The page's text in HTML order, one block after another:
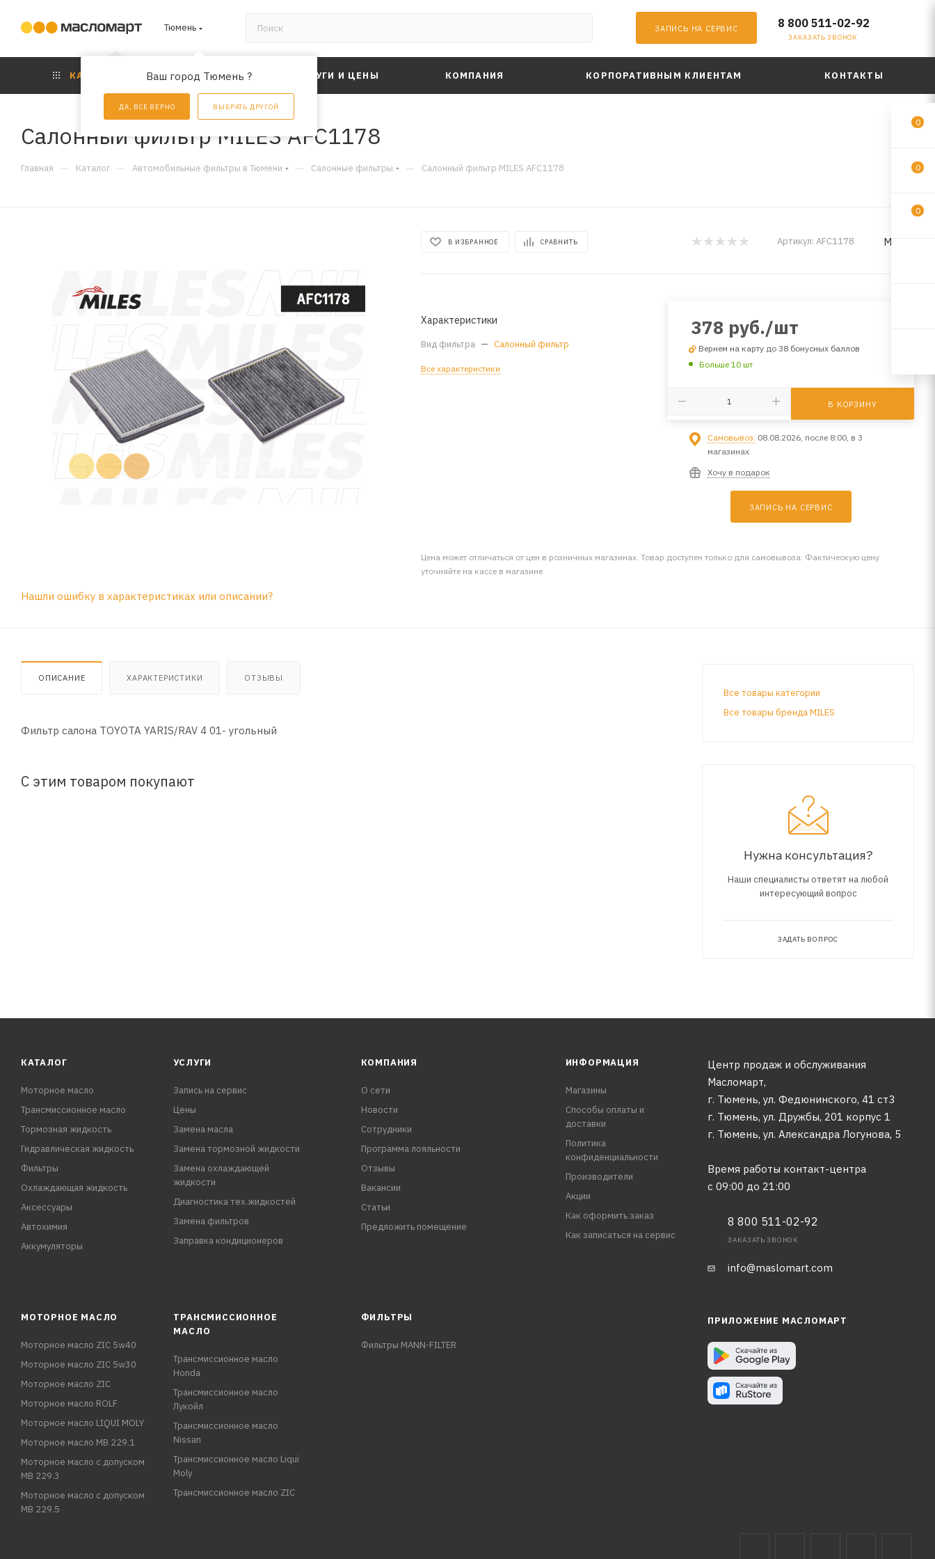
Тюмень
Ваш город Тюмень ?
ДА, ВСЕ ВЕРНО ВЫБРАТЬ ДРУГОЙ
ЗАПИСЬ НА СЕРВИС 8 800 511-02-92
ЗАКАЗАТЬ ЗВОНОК
КАТАЛОГ АКЦИИ УСЛУГИ И ЦЕНЫ КОМПАНИЯ КОРПОРАТИВНЫМ КЛИЕНТАМ КОНТАКТЫ
Салонный фильтр MILES AFC1178
Главная — Каталог — Автомобильные фильтры в Тюмени — Салонные фильтры — Салонный фильтр MILES AFC1178
В ИЗБРАННОЕ СРАВНИТЬ Артикул: AFC1178 MILES
Характеристики
Вид фильтра — Салонный фильтр
Все характеристики
378 руб./шт
Вернем на карту до 38 бонусных баллов
Больше 10 шт
В КОРЗИНУ
Самовывоз: 08.08.2026, после 8:00, в 3
магазинах
Хочу в подарок
ЗАПИСЬ НА СЕРВИС
Цена может отличаться от цен в розничных магазинах. Товар доступен только для самовывоза. Фактическую цену
уточняйте на кассе в магазине
Нашли ошибку в характеристиках или описании?
ОПИСАНИЕ ХАРАКТЕРИСТИКИ ОТЗЫВЫ
Фильтр салона TOYOTA YARIS/RAV 4 01- угольный
С этим товаром покупают
Все товары категории
Все товары бренда MILES
Нужна консультация?
Наши специалисты ответят на любой
интересующий вопрос
ЗАДАТЬ ВОПРОС
КАТАЛОГ
Моторное масло
Трансмиссионное масло
Тормозная жидкость
Гидравлическая жидкость
Фильтры
Охлаждающая жидкость
Аксессуары
Автохимия
Аккумуляторы
УСЛУГИ
Запись на сервис
Цены
Замена масла
Замена тормозной жидкости
Замена охлаждающей
жидкости
Диагностика тех.жидкостей
Замена фильтров
Заправка кондиционеров
КОМПАНИЯ
О сети
Новости
Сотрудники
Программа лояльности
Отзывы
Вакансии
Статьи
Предложить помещение
ИНФОРМАЦИЯ
Магазины
Способы оплаты и
доставки
Политика
конфиденциальности
Производители
Акции
Как оформить заказ
Как записаться на сервис
Центр продаж и обслуживания
Масломарт,
г. Тюмень, ул. Федюнинского, 41 ст3
г. Тюмень, ул. Дружбы, 201 корпус 1
г. Тюмень, ул. Александра Логунова, 5
Время работы контакт-центра
с 09:00 до 21:00
8 800 511-02-92
ЗАКАЗАТЬ ЗВОНОК
info@maslomart.com
МОТОРНОЕ МАСЛО
Моторное масло ZIC 5w40
Моторное масло ZIC 5w30
Моторное масло ZIC
Моторное масло ROLF
Моторное масло LIQUI MOLY
Моторное масло MB 229.1
Моторное масло с допуском
MB 229.3
Моторное масло с допуском
MB 229.5
ТРАНСМИССИОННОЕ
МАСЛО
Трансмиссионное масло
Honda
Трансмиссионное масло
Лукойл
Трансмиссионное масло
Nissan
Трансмиссионное масло Liqui
Moly
Трансмиссионное масло ZIC
ФИЛЬТРЫ
Фильтры MANN-FILTER
ПРИЛОЖЕНИЕ МАСЛОМАРТ
0
0
0